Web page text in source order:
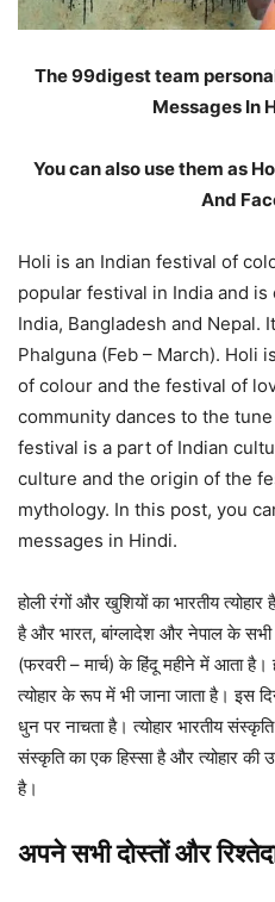
The 99digest team
Messages In
You can also use them as
And
Holi is an Indian festival of
popular festival in India and
India, Bangladesh and Nepal.
Phalguna (Feb – March). Holi
of colour and the festival of
community dances to the
festival is a part of Indian
culture and the origin of the
mythology. In this post, you
messages in Hindi.
होली रंगों और खुशियों का भारतीय
है और भारत, बांग्लादेश और नेपाल के सभी
(फरवरी – मार्च) के हिंदू महीने में आता है।
त्योहार के रूप में भी जाना जाता है। इस
धुन पर नाचता है। त्योहार भारतीय
संस्कृति का एक हिस्सा है और त्योहार की
है।
अपने सभी दोस्तों और